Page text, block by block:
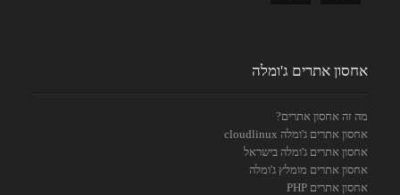
אחסון אתרים ג'ומלה
מה זה אחסון אתרים?
אחסון אתרים ג'ומלה cloudlinux
אחסון אתרים ג'ומלה בישראל
אחסון אתרים מומלץ ג'ומלה
אחסון אתרים PHP